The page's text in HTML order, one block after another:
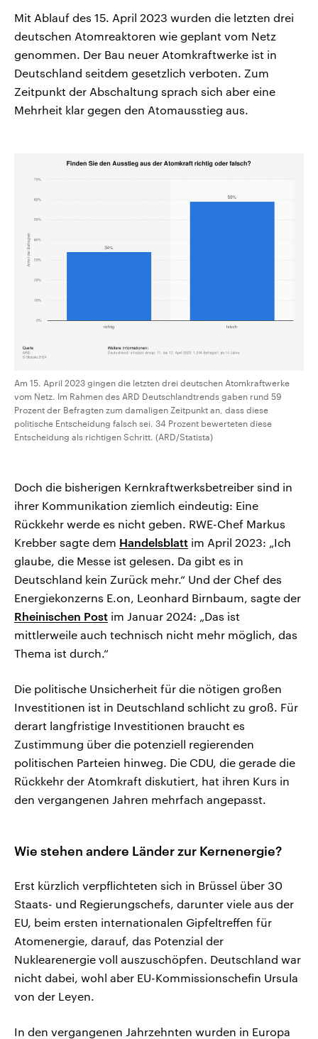
Mit Ablauf des 15. April 2023 wurden die letzten drei
deutschen Atomreaktoren wie geplant vom Netz
genommen. Der Bau neuer Atomkraftwerke ist in
Deutschland seitdem gesetzlich verboten. Zum
Zeitpunkt der Abschaltung sprach sich aber eine
Mehrheit klar gegen den Atomausstieg aus.
Am 15. April 2023 gingen die letzten drei deutschen Atomkraftwerke
vom Netz. Im Rahmen des ARD Deutschlandtrends gaben rund 59
Prozent der Befragten zum damaligen Zeitpunkt an, dass diese
politische Entscheidung falsch sei. 34 Prozent bewerteten diese
Entscheidung als richtigen Schritt. (ARD/Statista)
Doch die bisherigen Kernkraftwerksbetreiber sind in
ihrer Kommunikation ziemlich eindeutig: Eine
Rückkehr werde es nicht geben. RWE-Chef Markus
Krebber sagte dem Handelsblatt im April 2023: „Ich
glaube, die Messe ist gelesen. Da gibt es in
Deutschland kein Zurück mehr.“ Und der Chef des
Energiekonzerns E.on, Leonhard Birnbaum, sagte der
Rheinischen Post im Januar 2024: „Das ist
mittlerweile auch technisch nicht mehr möglich, das
Thema ist durch.“
Die politische Unsicherheit für die nötigen großen
Investitionen ist in Deutschland schlicht zu groß. Für
derart langfristige Investitionen braucht es
Zustimmung über die potenziell regierenden
politischen Parteien hinweg. Die CDU, die gerade die
Rückkehr der Atomkraft diskutiert, hat ihren Kurs in
den vergangenen Jahren mehrfach angepasst.
Wie stehen andere Länder zur Kernenergie?
Erst kürzlich verpflichteten sich in Brüssel über 30
Staats- und Regierungschefs, darunter viele aus der
EU, beim ersten internationalen Gipfeltreffen für
Atomenergie, darauf, das Potenzial der
Nuklearenergie voll auszuschöpfen. Deutschland war
nicht dabei, wohl aber EU-Kommissionschefin Ursula
von der Leyen.
In den vergangenen Jahrzehnten wurden in Europa